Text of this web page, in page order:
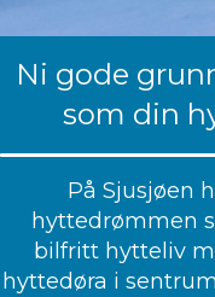
Ni gode
som din
På Sjusjøen
hyttedrømmen
bilfritt hytteliv
hyttedøra i